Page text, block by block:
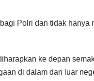
Polri dan tidak
ke depan
di dalam dan luar